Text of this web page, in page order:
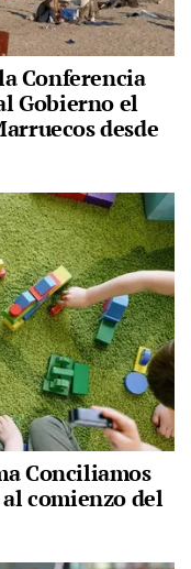
Conferencia
Gobierno el
desde
Conciliamos
comienzo del